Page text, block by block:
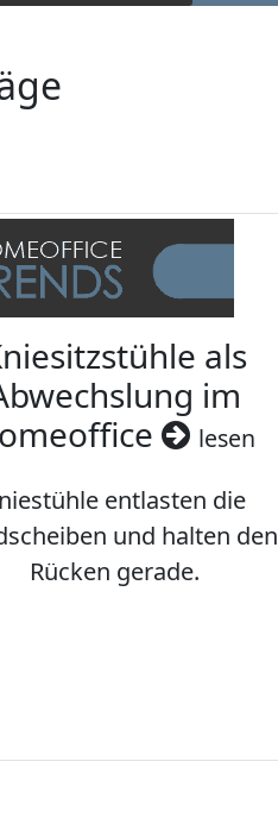
als
im
lesen
entlasten die
und halten den
Rücken gerade.